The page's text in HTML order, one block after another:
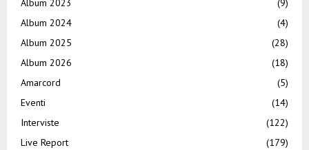
Album 2023
(9)
Album 2024
(4)
Album 2025
(28)
Album 2026
(18)
Amarcord
(5)
Eventi
(14)
Interviste
(122)
Live Report
(179)